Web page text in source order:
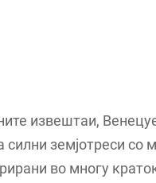
извештаи,
силни земјотреси со
во многу